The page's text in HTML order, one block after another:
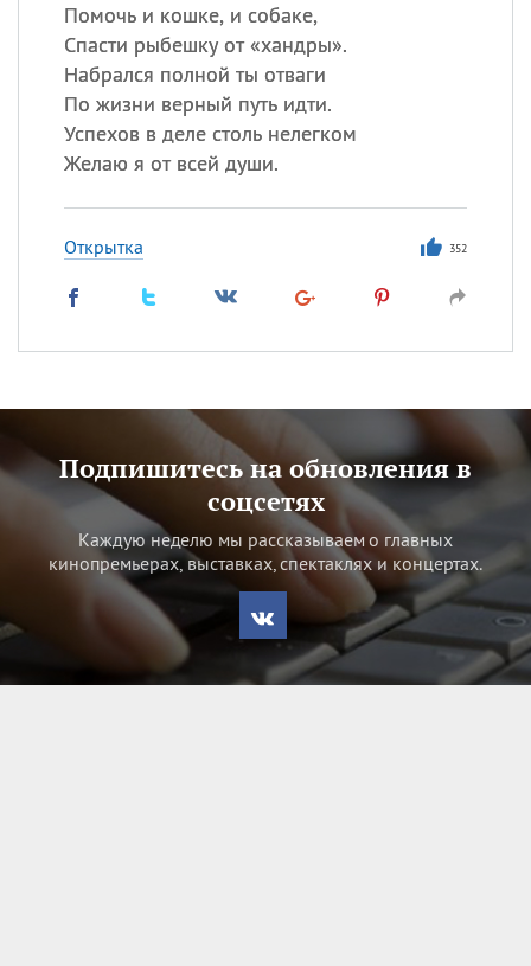
Помочь и кошке, и собаке,
Спасти рыбешку от «хандры».
Набрался полной ты отваги
По жизни верный путь идти.
Успехов в деле столь нелегком
Желаю я от всей души.
Открытка 352
Подпишитесь на обновления в
соцсетях
Каждую неделю мы рассказываем о главных
кинопремьерах, выставках, спектаклях и концертах.